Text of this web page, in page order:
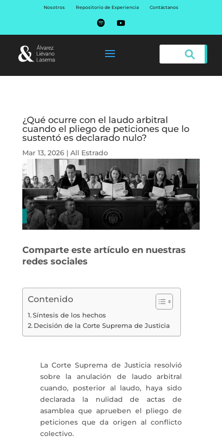
Nosotros Repositorio de Experiencia Contáctanos
¿Qué ocurre con el laudo arbitral
cuando el pliego de peticiones que lo
sustentó es declarado nulo?
Mar 13, 2026| All Estrado
Comparte este artículo en nuestras
redes sociales
Contenido
Síntesis de los hechos
Decisión de la Corte Suprema de Justicia
La Corte Suprema de Justicia resolvió
sobre la anulación de laudo arbitral
cuando, posterior al laudo, haya sido
declarada la nulidad de actas de
asamblea que aprueben el pliego de
peticiones que da origen al conflicto
colectivo.